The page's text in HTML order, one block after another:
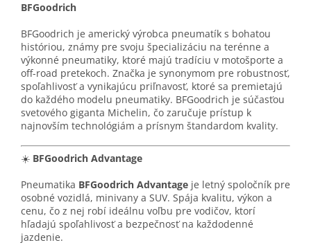
BFGoodrich
BFGoodrich je americký výrobca pneumatík s bohatou
históriou, známy pre svoju špecializáciu na terénne a
výkonné pneumatiky, ktoré majú tradíciu v motošporte a
off-road pretekoch. Značka je synonymom pre robustnosť,
spoľahlivosť a vynikajúcu priľnavosť, ktoré sa premietajú
do každého modelu pneumatiky. BFGoodrich je súčasťou
svetového giganta Michelin, čo zaručuje prístup k
najnovším technológiám a prísnym štandardom kvality.
☀️ BFGoodrich Advantage
Pneumatika BFGoodrich Advantage je letný spoločník pre
osobné vozidlá, minivany a SUV. Spája kvalitu, výkon a
cenu, čo z nej robí ideálnu voľbu pre vodičov, ktorí
hľadajú spoľahlivosť a bezpečnosť na každodenné
jazdenie.